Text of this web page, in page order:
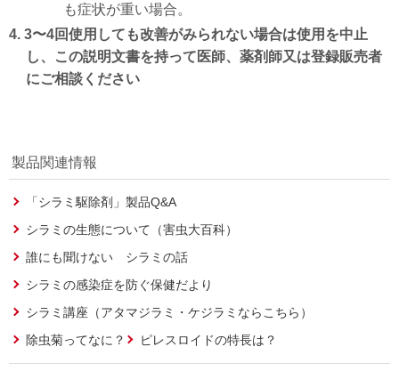
も症状が重い場合。
4. 3〜4回使用しても改善がみられない場合は使用を中止
し、この説明文書を持って医師、薬剤師又は登録販売者
にご相談ください
製品関連情報
「シラミ駆除剤」製品Q&A
シラミの生態について（害虫大百科）
誰にも聞けない シラミの話
シラミの感染症を防ぐ保健だより
シラミ講座（アタマジラミ・ケジラミならこちら）
除虫菊ってなに？
ピレスロイドの特長は？